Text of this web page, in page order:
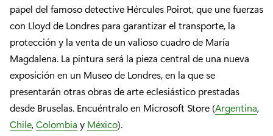
papel del famoso detective Hércules Poirot, que une fuerzas
con Lloyd de Londres para garantizar el transporte, la
protección y la venta de un valioso cuadro de María
Magdalena. La pintura será la pieza central de una nueva
exposición en un Museo de Londres, en la que se
presentarán otras obras de arte eclesiástico prestadas
desde Bruselas. Encuéntralo en Microsoft Store (Argentina,
Chile,Colombia y México).